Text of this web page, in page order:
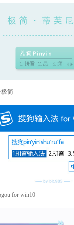
极简
for win10